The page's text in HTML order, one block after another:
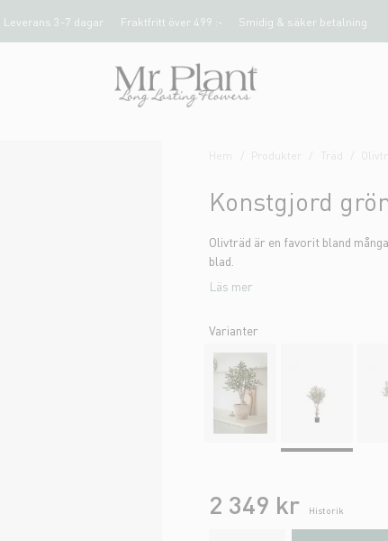
Leverans 3-7 dagar Fraktfritt över 499 :- Smidig & säker betalning
Hem Produkter Träd
Konstgjord
Olivträd är en favorit bland
blad.
Läs mer
Varianter
2 349 kr Historik